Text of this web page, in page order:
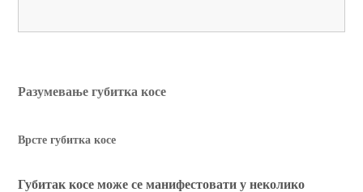
Разумевање губитка косе
Врсте губитка косе
Губитак косе може се манифестовати у неколико